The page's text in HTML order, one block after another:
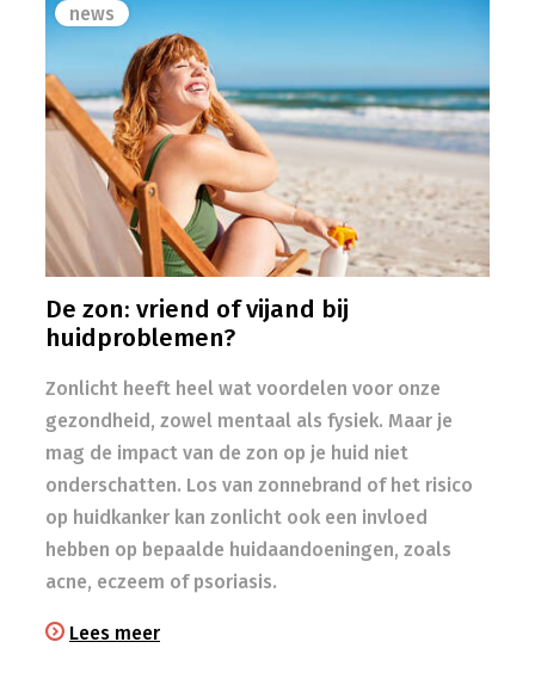
news
De zon: vriend of vijand bij
huidproblemen?
Zonlicht heeft heel wat voordelen voor onze
gezondheid, zowel mentaal als fysiek. Maar je
mag de impact van de zon op je huid niet
onderschatten. Los van zonnebrand of het risico
op huidkanker kan zonlicht ook een invloed
hebben op bepaalde huidaandoeningen, zoals
acne, eczeem of psoriasis.
Lees meer